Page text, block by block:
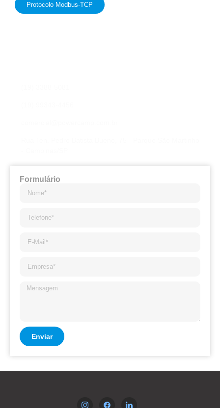
Protocolo Modbus-TCP
Formulário
Enviar